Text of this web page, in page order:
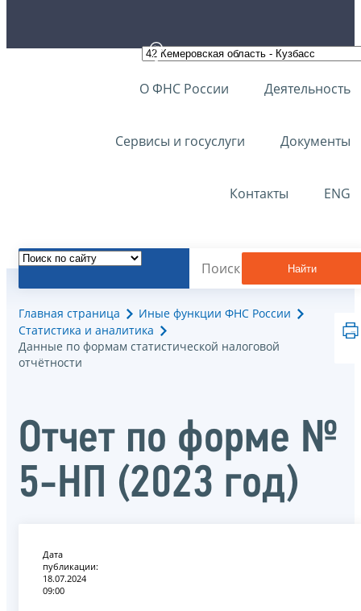
О ФНС России Деятельность
Сервисы и госуслуги Документы
Контакты ENG
Найти
Главная страница
Иные функции ФНС России
Статистика и аналитика
Данные по формам статистической налоговой
отчётности
Отчет по форме №
5-НП (2023 год)
Дата
публикации:
18.07.2024
09:00